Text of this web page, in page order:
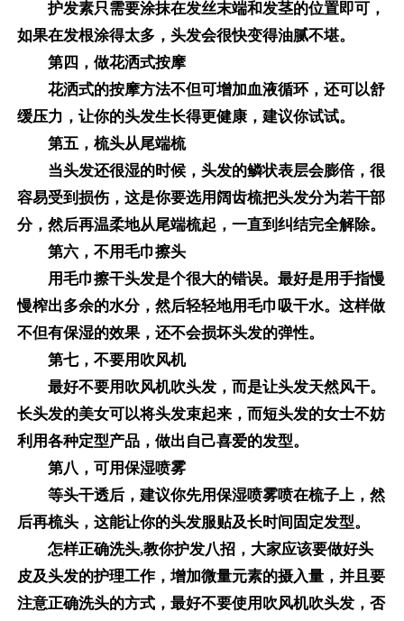
护发素只需要涂抹在发丝末端和发茎的位置即可，
如果在发根涂得太多，头发会很快变得油腻不堪。
第四，做花洒式按摩
花洒式的按摩方法不但可增加血液循环，还可以舒
缓压力，让你的头发生长得更健康，建议你试试。
第五，梳头从尾端梳
当头发还很湿的时候，头发的鳞状表层会膨倍，很
容易受到损伤，这是你要选用阔齿梳把头发分为若干部
分，然后再温柔地从尾端梳起，一直到纠结完全解除。
第六，不用毛巾擦头
用毛巾擦干头发是个很大的错误。最好是用手指慢
慢榨出多余的水分，然后轻轻地用毛巾吸干水。这样做
不但有保湿的效果，还不会损坏头发的弹性。
第七，不要用吹风机
最好不要用吹风机吹头发，而是让头发天然风干。
长头发的美女可以将头发束起来，而短头发的女士不妨
利用各种定型产品，做出自己喜爱的发型。
第八，可用保湿喷雾
等头干透后，建议你先用保湿喷雾喷在梳子上，然
后再梳头，这能让你的头发服贴及长时间固定发型。
怎样正确洗头,教你护发八招，大家应该要做好头
皮及头发的护理工作，增加微量元素的摄入量，并且要
注意正确洗头的方式，最好不要使用吹风机吹头发，否